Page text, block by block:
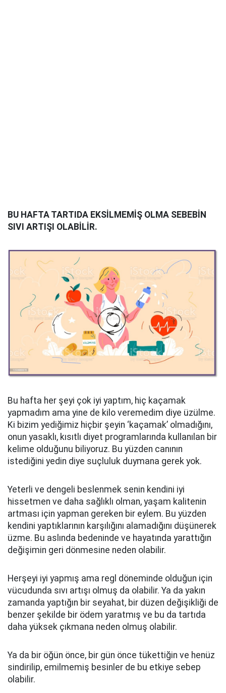
BU HAFTA TARTIDA EKS LMEM İŞ OLMA SEBEB N
SIVI ARTI Ş I OLAB L R.
Bu hafta her şeyi çok iyi yaptım, hiç kaçamak
yapmadım ama yine de kilo veremedim diye üzülme.
Ki bizim yediğimiz hiçbir şeyin ‘kaçamak’ olmadığını,
onun yasaklı, kısıtlı diyet programlarında kullanılan bir
kelime olduğunu biliyoruz. Bu yüzden canının
istediğini yedin diye suçluluk duymana gerek yok.
Yeterli ve dengeli beslenmek senin kendini iyi
hissetmen ve daha sağlıklı olman, yaşam kalitenin
artması için yapman gereken bir eylem. Bu yüzden
kendini yaptıklarının karşılığını alamadığını düşünerek
üzme. Bu aslında bedeninde ve hayatında yarattığın
değişimin geri dönmesine neden olabilir.
Herşeyi iyi yapmış ama regl döneminde olduğun için
vücudunda sıvı artışı olmuş da olabilir. Ya da yakın
zamanda yaptığın bir seyahat, bir düzen değişikliği de
benzer şekilde bir ödem yaratmış ve bu da tartıda
daha yüksek çıkmana neden olmuş olabilir.
Ya da bir öğün önce, bir gün önce tükettiğin ve henüz
sindirilip, emilmemiş besinler de bu etkiye sebep
olabilir.